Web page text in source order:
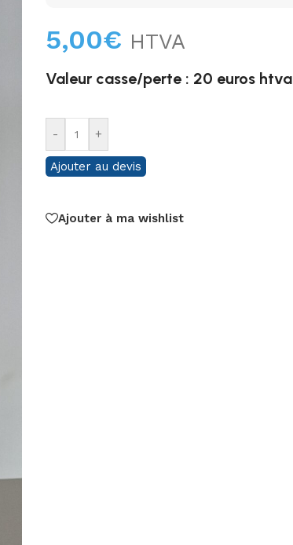
5,00€ HTVA
Valeur casse/perte : 20 euros htva
- +
Ajouter au devis
Ajouter à ma wishlist